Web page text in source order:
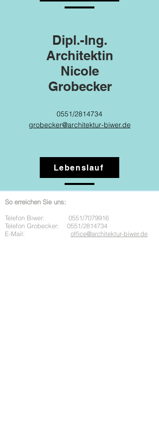
Dipl.-Ing.
Architektin
Nicole
Grobecker
0551/2814734
grobecker@architektur-biwer.de
Lebenslauf
So erreichen Sie uns:
Telefon Biwer: 0551/7079916
Telefon Grobecker: 0551/2814734
E-Mail: office@architektur-biwer.de